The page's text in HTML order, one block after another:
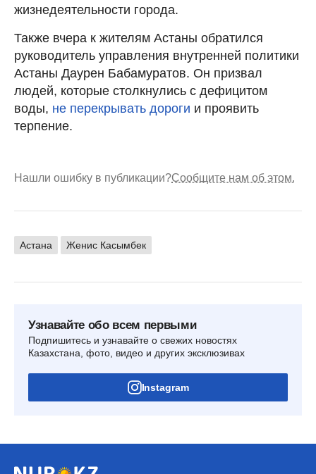
жизнедеятельности города.
Также вчера к жителям Астаны обратился
руководитель управления внутренней политики
Астаны Даурен Бабамуратов. Он призвал
людей, которые столкнулись с дефицитом
воды, не перекрывать дороги и проявить
терпение.
Нашли ошибку в публикации?Сообщите нам об этом.
Астана Женис Касымбек
Узнавайте обо всем первыми
Подпишитесь и узнавайте о свежих новостях
Казахстана, фото, видео и других эксклюзивах
Instagram